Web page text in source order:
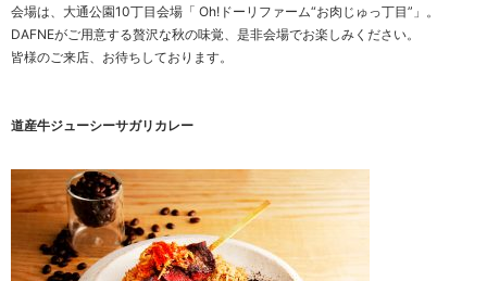
会場は、大通公園10丁目会場「 Oh!ドーリファーム“お肉じゅっ丁目”」。
DAFNEがご用意する贅沢な秋の味覚、是非会場でお楽しみください。
皆様のご来店、お待ちしております。
道産牛ジューシーサガリカレー